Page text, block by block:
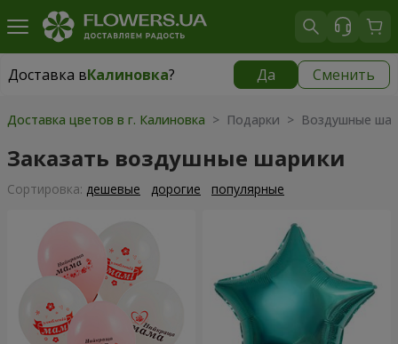
Доставка вКалиновка? Да Сменить
Доставка вКалиновка|
Доставка цветов в г. Калиновка > Подарки > Воздушные
Заказать воздушные шарики
Cортировка: дешевые дорогие популярные